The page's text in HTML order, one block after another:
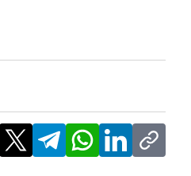
X TelegramWhatsApp
LinkedInCopy